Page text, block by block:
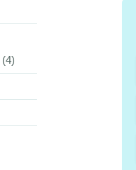
(4)